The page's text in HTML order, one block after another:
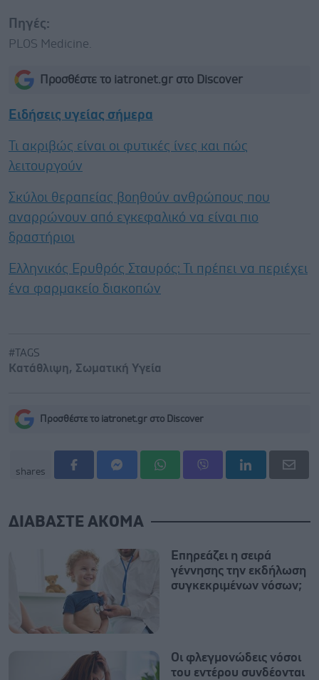
Πηγές:
PLOS Medicine.
Προσθέστε το iatronet.gr στο Discover
Ειδήσεις υγείας σήμερα
Τι ακριβώς είναι οι φυτικές ίνες και πώς
λειτουργούν
Σκύλοι θεραπείας βοηθούν ανθρώπους που
αναρρώνουν από εγκεφαλικό να είναι πιο
δραστήριοι
Ελληνικός Ερυθρός Σταυρός: Τι πρέπει να περιέχει
ένα φαρμακείο διακοπών
#TAGS
Κατάθλιψη, Σωματική Υγεία
Προσθέστε το iatronet.gr στο Discover
shares
ΔΙΑΒΑΣΤΕ ΑΚΟΜΑ
Επηρεάζει η σειρά
γέννησης την εκδήλωση
συγκεκριμένων νόσων;
Οι φλεγμονώδεις νόσοι
του εντέρου συνδέονται